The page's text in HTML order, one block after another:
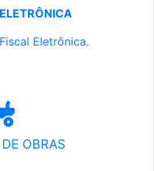
Eletrônica.
OBRAS